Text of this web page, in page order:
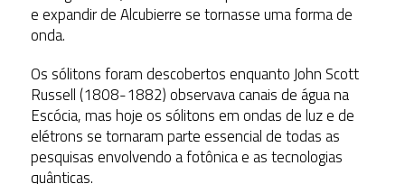
e expandir de Alcubierre se tornasse uma forma de
onda.
Os sólitons foram descobertos enquanto John Scott
Russell (1808-1882) observava canais de água na
Escócia, mas hoje os sólitons em ondas de luz e de
elétrons se tornaram parte essencial de todas as
pesquisas envolvendo a fotônica e as tecnologias
quânticas.